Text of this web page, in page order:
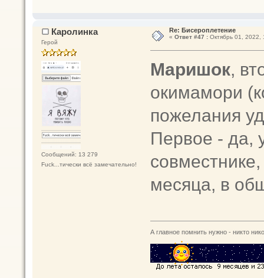
Каролинка
Герой
Сообщений: 13 279
Fuck...тически всё замечательно!
Re: Бисероплетение
« Ответ #47 :Октябрь 01, 2022,
Маришок,
окимамори
пожелания
Первое - да,
месяца, в
А главное помнить нужно - никто